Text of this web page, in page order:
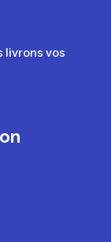
livrons vos